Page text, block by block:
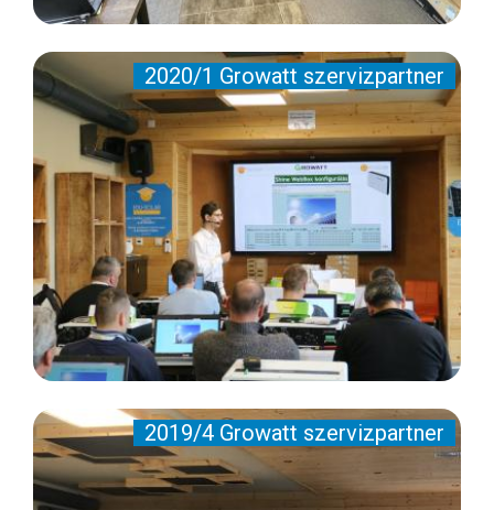
2020/1 Growatt szervizpartner
2019/4 Growatt szervizpartner